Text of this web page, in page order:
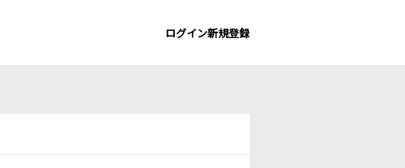
ログイン新規登録